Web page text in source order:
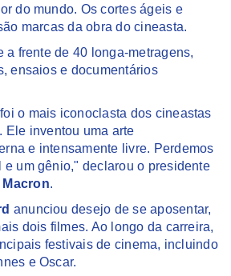
do mundo. Os cortes ágeis e
marcas da obra do cineasta.
a frente de 40 longa-metragens,
ensaios e documentários
foi o mais iconoclasta dos cineastas
. Ele inventou uma arte
e intensamente livre. Perdemos
e um gênio," declarou o presidente
Macron.
anunciou desejo de se aposentar,
dois filmes. Ao longo da carreira,
festivais de cinema, incluindo
e Oscar.